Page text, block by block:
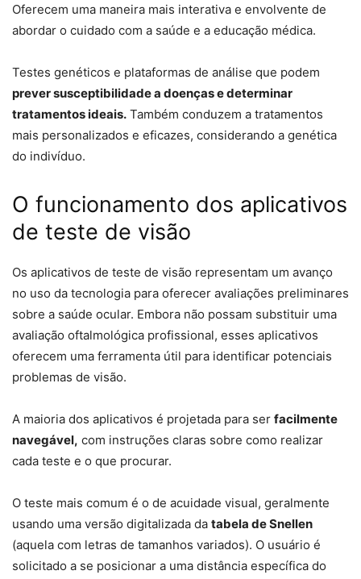
Oferecem uma maneira mais interativa e envolvente de
abordar o cuidado com a saúde e a educação médica.
Testes genéticos e plataformas de análise que podem
prever susceptibilidade a doenças e determinar
tratamentos ideais. Também conduzem a tratamentos
mais personalizados e eficazes, considerando a genética
do indivíduo.
O funcionamento dos aplicativos
de teste de visão
Os aplicativos de teste de visão representam um avanço
no uso da tecnologia para oferecer avaliações preliminares
sobre a saúde ocular. Embora não possam substituir uma
avaliação oftalmológica profissional, esses aplicativos
oferecem uma ferramenta útil para identificar potenciais
problemas de visão.
A maioria dos aplicativos é projetada para ser facilmente
navegável, com instruções claras sobre como realizar
cada teste e o que procurar.
O teste mais comum é o de acuidade visual, geralmente
usando uma versão digitalizada da tabela de Snellen
(aquela com letras de tamanhos variados). O usuário é
solicitado a se posicionar a uma distância específica do